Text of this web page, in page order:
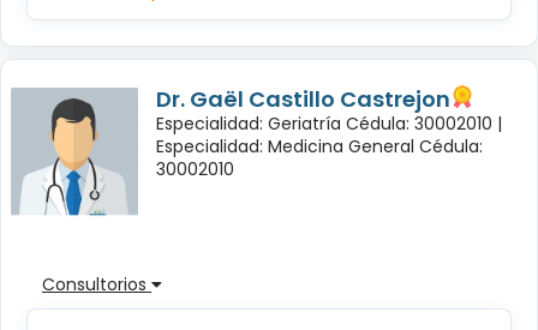
Dr. Gaël Castillo Castrejon
Especialidad: Geriatría Cédula: 30002010 |
Especialidad: Medicina General Cédula:
30002010
Consultorios